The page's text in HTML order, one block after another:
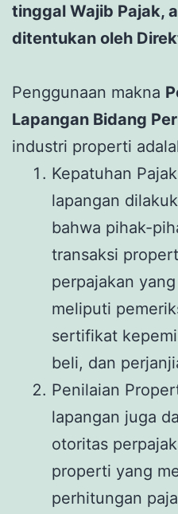
tinggal Wajib Pajak,
ditentukan oleh
Penggunaan makna
Lapangan Bidang
industri properti
Kepatuhan
lapangan
bahwa pihak-
transaksi
perpajakan
meliputi
sertifikat
beli, dan
Penilaian
lapangan juga
otoritas
properti yang
perhitungan